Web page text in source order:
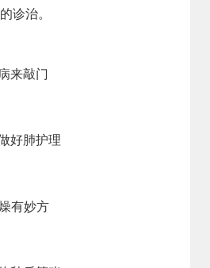
诊治。
来敲门
好肺护理
有妙方